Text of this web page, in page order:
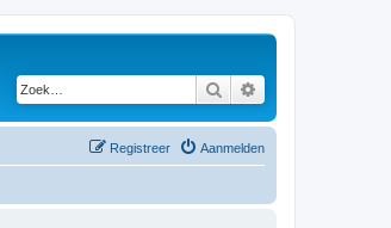
Zoek
Aanmelden
Registreer